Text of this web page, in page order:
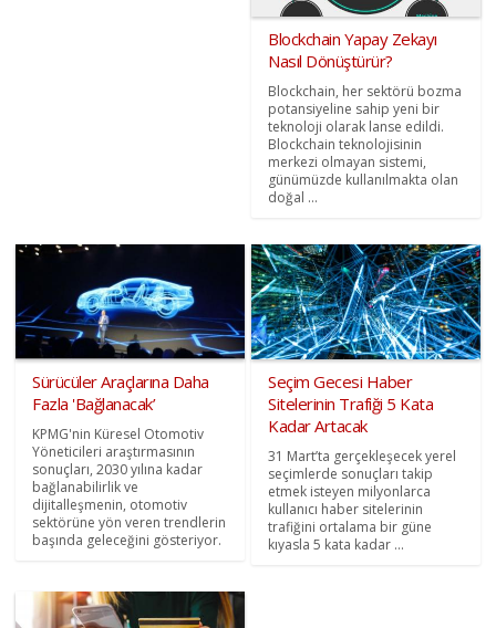
Blockchain Yapay Zekayı
Nasıl Dönüştürür?
Blockchain, her sektörü bozma
potansiyeline sahip yeni bir
teknoloji olarak lanse edildi.
Blockchain teknolojisinin
merkezi olmayan sistemi,
günümüzde kullanılmakta olan
doğal ...
Sürücüler Araçlarına Daha
Fazla 'Bağlanacak’
KPMG'nin Küresel Otomotiv
Yöneticileri araştırmasının
sonuçları, 2030 yılına kadar
bağlanabilirlik ve
dijitalleşmenin, otomotiv
sektörüne yön veren trendlerin
başında geleceğini gösteriyor.
Seçim Gecesi Haber
Sitelerinin Trafiği 5 Kata
Kadar Artacak
31 Mart’ta gerçekleşecek yerel
seçimlerde sonuçları takip
etmek isteyen milyonlarca
kullanıcı haber sitelerinin
trafiğini ortalama bir güne
kıyasla 5 kata kadar ...